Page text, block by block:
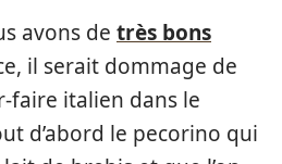
avons de très bons
il serait dommage de
faire italien dans le
d’abord le pecorino qui